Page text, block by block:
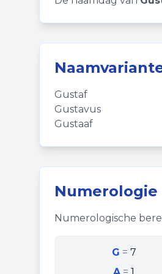
Gustaf
Gustavus
Gustaaf
Numerologie
Numerologische
G = 7